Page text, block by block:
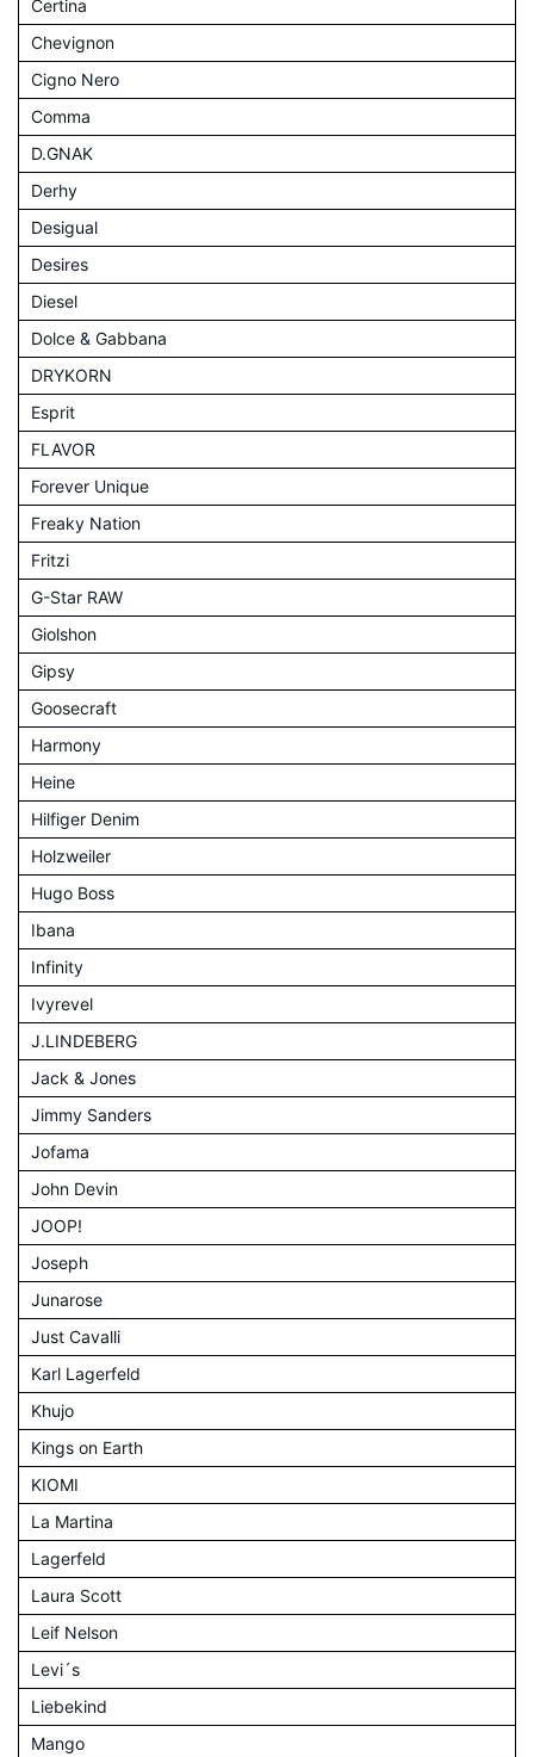
Certina
Chevignon
Cigno Nero
Comma
D.GNAK
Derhy
Desigual
Desires
Diesel
Dolce & Gabbana
DRYKORN
Esprit
FLAVOR
Forever Unique
Freaky Nation
Fritzi
G-Star RAW
Giolshon
Gipsy
Goosecraft
Harmony
Heine
Hilfiger Denim
Holzweiler
Hugo Boss
Ibana
Infinity
Ivyrevel
J.LINDEBERG
Jack & Jones
Jimmy Sanders
Jofama
John Devin
JOOP!
Joseph
Junarose
Just Cavalli
Karl Lagerfeld
Khujo
Kings on Earth
KIOMI
La Martina
Lagerfeld
Laura Scott
Leif Nelson
Levi´s
Liebekind
Mango